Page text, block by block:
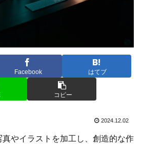
Facebook はてブ
コピー
2024.12.02
やイラストを加工し、創造的な作